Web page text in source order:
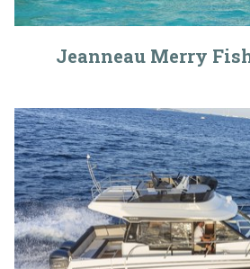
Jeanneau Merry